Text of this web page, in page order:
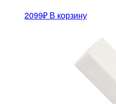
2099₽ В корзину